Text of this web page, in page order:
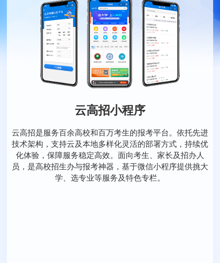
云高招小程序
云高招是服务百余高校和百万考生的报考平台。依托先进
技术架构，支持云及本地多样化灵活的部署方式，持续优
化体验，保障服务稳定高效。面向考生、家长及招办人
员，是高校招生办与报考神器，基于微信小程序提供挑大
学、选专业等服务及特色专栏。